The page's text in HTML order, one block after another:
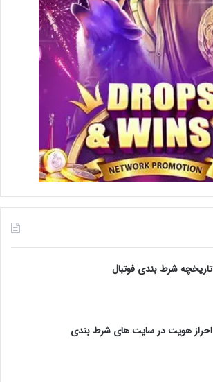
تاریخچه شرط بندی فوتبال
احراز هویت در سایت های شرط بندی